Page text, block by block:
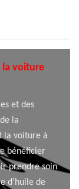
la voiture
et des
la
la voiture à
bénéficier
prendre soin
d'huile de